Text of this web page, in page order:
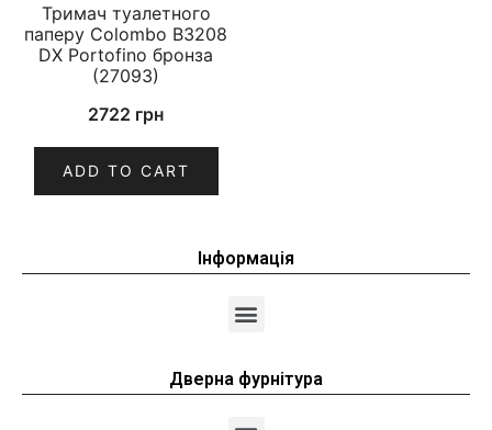
Тримач туалетного
паперу Colombo B3208
DX Portofino бронза
(27093)
2722 грн
ADD TO CART
Інформація
Дверна фурнітура